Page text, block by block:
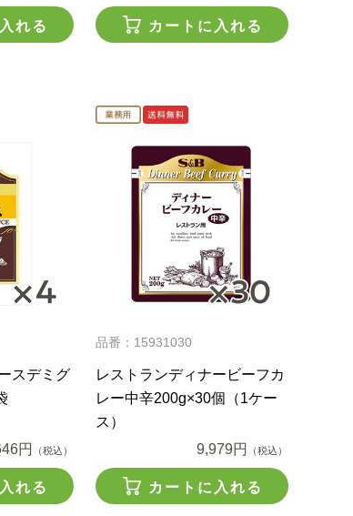
れる カートに入れる
スデミグ
円 （税込）
れる
品番：15931030
レストランディナービーフカ
レー中辛200g×30個（1ケー
ス）
9,979円
（税込）
カートに入れる